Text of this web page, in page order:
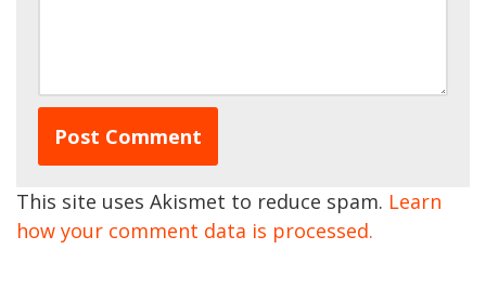
This site uses Akismet to reduce spam. Learn
how your comment data is processed.